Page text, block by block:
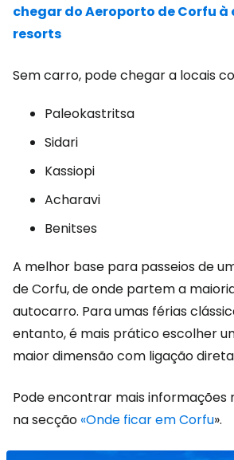
chegar do Aeroporto de Corfu à
resorts
Sem carro, pode chegar a locais
Paleokastritsa
Sidari
Kassiopi
Acharavi
Benitses
A melhor base para passeios de
de Corfu, de onde partem a
autocarro. Para umas férias
entanto, é mais prático escolher
maior dimensão com ligação
Pode encontrar mais informações
na secção «Onde ficar em Corfu».